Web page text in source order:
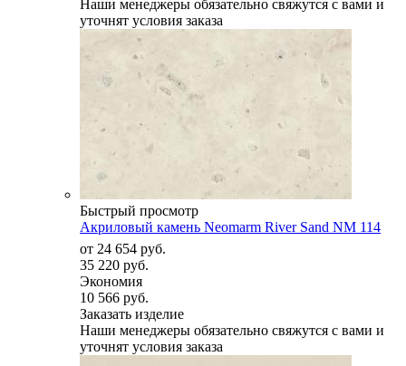
Наши менеджеры обязательно свяжутся с вами и
уточнят условия заказа
Быстрый просмотр
Акриловый камень Neomarm River Sand NM 114
от 24 654 руб.
35 220 руб.
Экономия
10 566 руб.
Заказать изделие
Наши менеджеры обязательно свяжутся с вами и
уточнят условия заказа